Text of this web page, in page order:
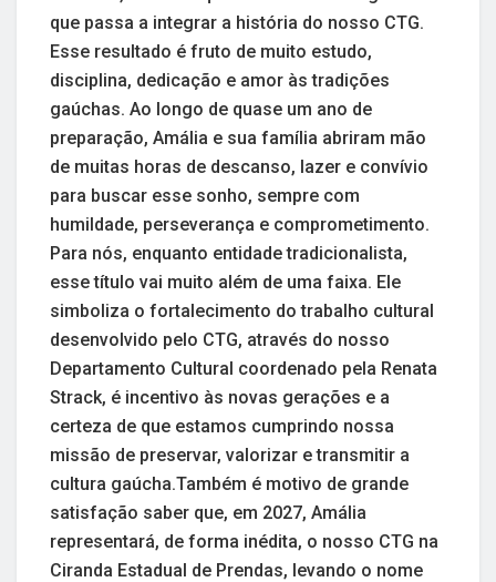
que passa a integrar a história do nosso CTG.
Esse resultado é fruto de muito estudo,
disciplina, dedicação e amor às tradições
gaúchas. Ao longo de quase um ano de
preparação, Amália e sua família abriram mão
de muitas horas de descanso, lazer e convívio
para buscar esse sonho, sempre com
humildade, perseverança e comprometimento.
Para nós, enquanto entidade tradicionalista,
esse título vai muito além de uma faixa. Ele
simboliza o fortalecimento do trabalho cultural
desenvolvido pelo CTG, através do nosso
Departamento Cultural coordenado pela Renata
Strack, é incentivo às novas gerações e a
certeza de que estamos cumprindo nossa
missão de preservar, valorizar e transmitir a
cultura gaúcha.Também é motivo de grande
satisfação saber que, em 2027, Amália
representará, de forma inédita, o nosso CTG na
Ciranda Estadual de Prendas, levando o nome